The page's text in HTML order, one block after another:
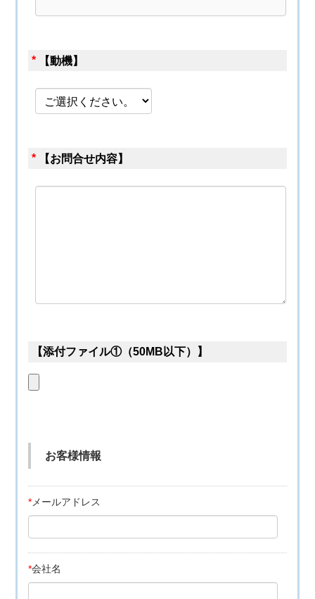
* 【動機】
* 【お問合せ内容】
【添付ファイル①（50MB以下）】
お客様情報
* メールアドレス
*会社名